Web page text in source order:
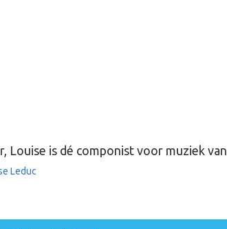
Louise is dé componist voor muziek
Leduc